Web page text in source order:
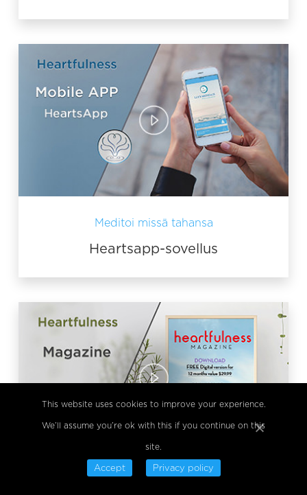
Meditoi missä tahansa
Heartsapp-sovellus
Heartfulness-lehti kuukausittain
This website uses cookies to improve your experience.
We’ll assume you’re ok with this if you continue on this
site.
Accept Privacy policy